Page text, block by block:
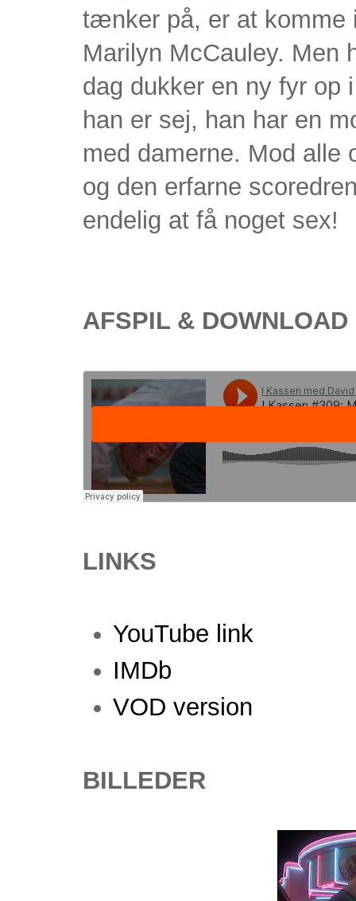
tænker på, er at komme
Marilyn McCauley. Men
dag dukker en ny fyr op
han er sej, han har en
med damerne. Mod alle
og den erfarne
endelig at få noget sex!
AFSPIL & DOWNLOAD
LINKS
YouTube link
IMDb
VOD version
BILLEDER